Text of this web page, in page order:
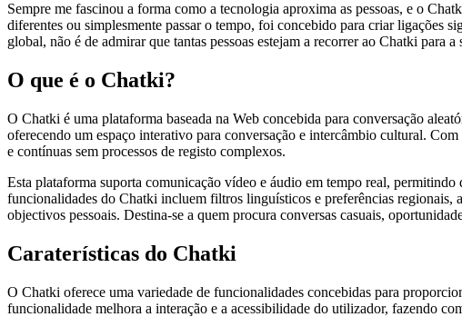
Sempre me fascinou a forma como a tecnologia aproxima as pessoas, e o
diferentes ou simplesmente passar o tempo, foi concebido para criar ligações
global, não é de admirar que tantas pessoas estejam a recorrer ao Chatki para a
O que é o Chatki?
O Chatki é uma plataforma baseada na Web concebida para conversação
oferecendo um espaço interativo para conversação e intercâmbio cultural.
e contínuas sem processos de registo complexos.
Esta plataforma suporta comunicação vídeo e áudio em tempo real,
funcionalidades do Chatki incluem filtros linguísticos e preferências regionais,
objectivos pessoais. Destina-se a quem procura conversas casuais,
Caraterísticas do Chatki
O Chatki oferece uma variedade de funcionalidades concebidas para
funcionalidade melhora a interação e a acessibilidade do utilizador, fazendo